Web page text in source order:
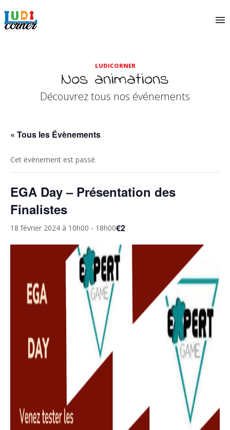
LUDICORNER
Nos animations
Découvrez tous nos événements
« Tous les Évènements
Cet évènement est passé.
EGA Day – Présentation des
Finalistes
18 février 2024 à 10h00 - 18h00€2